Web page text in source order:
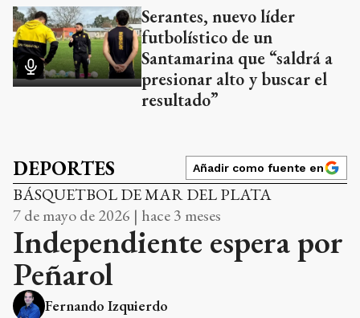
Serantes, nuevo líder
futbolístico de un
Santamarina que “saldrá a
presionar alto y buscar el
resultado”
DEPORTES Añadir como fuente en
BÁSQUETBOL DE MAR DEL PLATA
7 de mayo de 2026 | hace 3 meses
Independiente espera por
Peñarol
Fernando Izquierdo